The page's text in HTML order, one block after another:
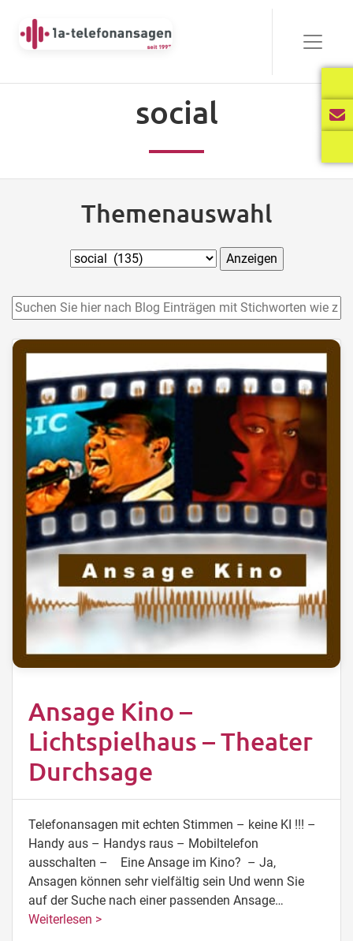
social
Themenauswahl
Ansage Kino –
Lichtspielhaus – Theater
Durchsage
Telefonansagen mit echten Stimmen – keine KI !!! –
Handy aus – Handys raus – Mobiltelefon
ausschalten – Eine Ansage im Kino? – Ja,
Ansagen können sehr vielfältig sein Und wenn Sie
auf der Suche nach einer passenden Ansage…
Weiterlesen >